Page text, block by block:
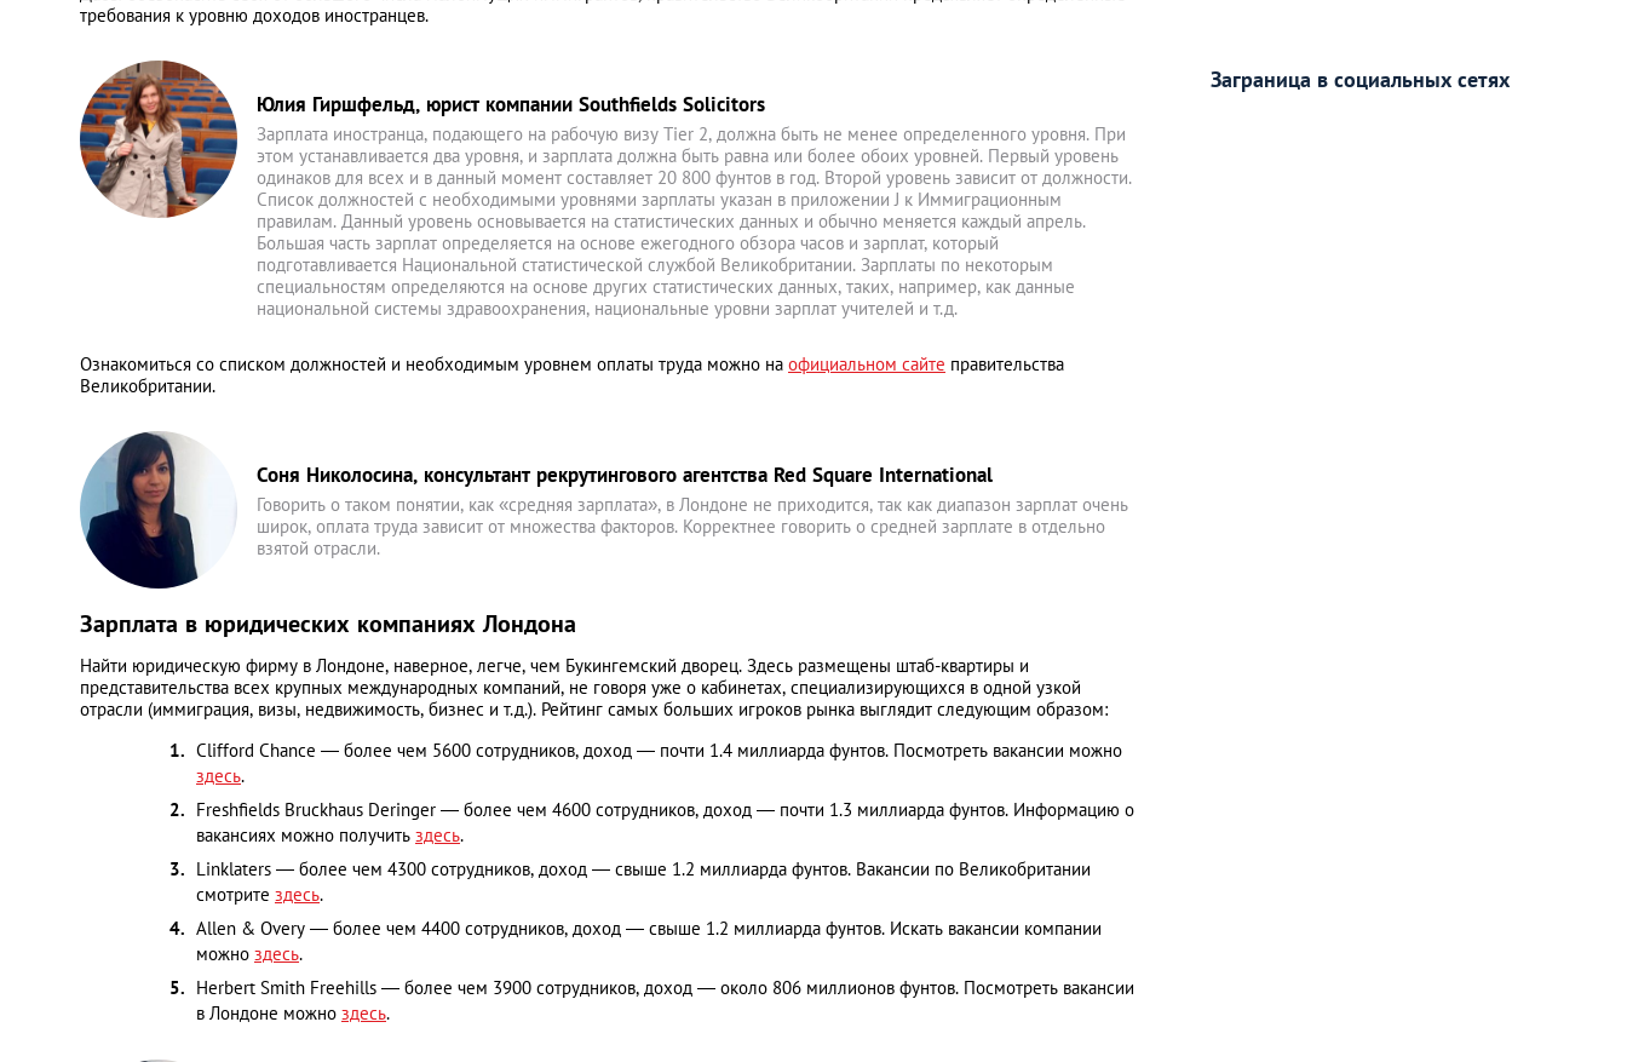
требования к уровню доходов иностранцев.
Юлия Гиршфельд, юрист компании Southfields Solicitors
Зарплата иностранца, подающего на рабочую визу Tier 2, должна быть не менее определенного уровня. При
этом устанавливается два уровня, и зарплата должна быть равна или более обоих уровней. Первый уровень
одинаков для всех и в данный момент составляет 20 800 фунтов в год. Второй уровень зависит от должности.
Список должностей с необходимыми уровнями зарплаты указан в приложении J к Иммиграционным
правилам. Данный уровень основывается на статистических данных и обычно меняется каждый апрель.
Большая часть зарплат определяется на основе ежегодного обзора часов и зарплат, который
подготавливается Национальной статистической службой Великобритании. Зарплаты по некоторым
специальностям определяются на основе других статистических данных, таких, например, как данные
национальной системы здравоохранения, национальные уровни зарплат учителей и т.д.
Ознакомиться со списком должностей и необходимым уровнем оплаты труда можно на официальном сайте правительства
Великобритании.
Соня Николосина, консультант рекрутингового агентства Red Square International
Говорить о таком понятии, как «средняя зарплата», в Лондоне не приходится, так как диапазон зарплат очень
широк, оплата труда зависит от множества факторов. Корректнее говорить о средней зарплате в отдельно
взятой отрасли.
Зарплата в юридических компаниях Лондона
Найти юридическую фирму в Лондоне, наверное, легче, чем Букингемский дворец. Здесь размещены штаб-квартиры и
представительства всех крупных международных компаний, не говоря уже о кабинетах, специализирующихся в одной узкой
отрасли (иммиграция, визы, недвижимость, бизнес и т.д.). Рейтинг самых больших игроков рынка выглядит следующим образом:
Clifford Chance — более чем 5600 сотрудников, доход — почти 1.4 миллиарда фунтов. Посмотреть вакансии можно
здесь.
Freshfields Bruckhaus Deringer — более чем 4600 сотрудников, доход — почти 1.3 миллиарда фунтов. Информацию о
вакансиях можно получить здесь.
Linklaters — более чем 4300 сотрудников, доход — свыше 1.2 миллиарда фунтов. Вакансии по Великобритании
смотрите здесь.
Allen & Overy — более чем 4400 сотрудников, доход — свыше 1.2 миллиарда фунтов. Искать вакансии компании
можно здесь.
Herbert Smith Freehills — более чем 3900 сотрудников, доход — около 806 миллионов фунтов. Посмотреть вакансии
в Лондоне можно здесь.
Заграница в социальных сетях